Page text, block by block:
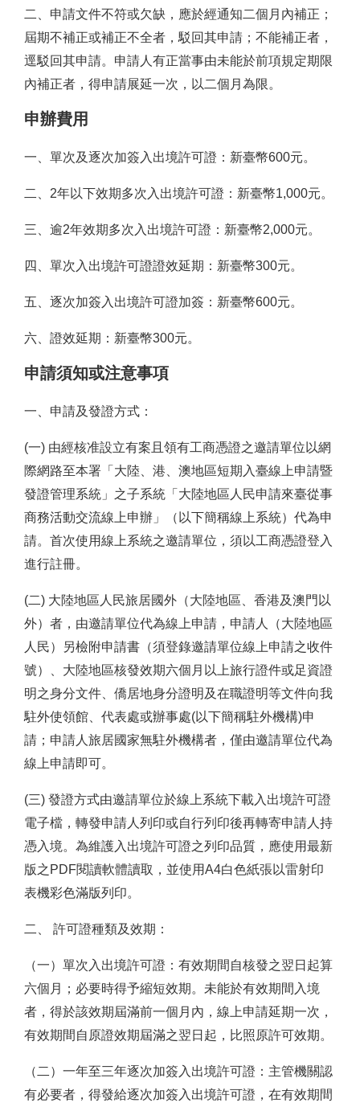
二、申請文件不符或欠缺，應於經通知二個月內補正；
屆期不補正或補正不全者，駁回其申請；不能補正者，
逕駁回其申請。申請人有正當事由未能於前項規定期限
內補正者，得申請展延一次，以二個月為限。
申辦費用
一、單次及逐次加簽入出境許可證：新臺幣600元。
二、2年以下效期多次入出境許可證：新臺幣1,000元。
三、逾2年效期多次入出境許可證：新臺幣2,000元。
四、單次入出境許可證證效延期：新臺幣300元。
五、逐次加簽入出境許可證加簽：新臺幣600元。
六、證效延期：新臺幣300元。
申請須知或注意事項
一、申請及發證方式：
(一) 由經核准設立有案且領有工商憑證之邀請單位以網
際網路至本署「大陸、港、澳地區短期入臺線上申請暨
發證管理系統」之子系統「大陸地區人民申請來臺從事
商務活動交流線上申辦」（以下簡稱線上系統）代為申
請。首次使用線上系統之邀請單位，須以工商憑證登入
進行註冊。
(二) 大陸地區人民旅居國外（大陸地區、香港及澳門以
外）者，由邀請單位代為線上申請，申請人（大陸地區
人民）另檢附申請書（須登錄邀請單位線上申請之收件
號）、大陸地區核發效期六個月以上旅行證件或足資證
明之身分文件、僑居地身分證明及在職證明等文件向我
駐外使領館、代表處或辦事處(以下簡稱駐外機構)申
請；申請人旅居國家無駐外機構者，僅由邀請單位代為
線上申請即可。
(三) 發證方式由邀請單位於線上系統下載入出境許可證
電子檔，轉發申請人列印或自行列印後再轉寄申請人持
憑入境。為維護入出境許可證之列印品質，應使用最新
版之PDF閱讀軟體讀取，並使用A4白色紙張以雷射印
表機彩色滿版列印。
二、 許可證種類及效期：
（一）單次入出境許可證：有效期間自核發之翌日起算
六個月；必要時得予縮短效期。未能於有效期間入境
者，得於該效期屆滿前一個月內，線上申請延期一次，
有效期間自原證效期屆滿之翌日起，比照原許可效期。
（二）一年至三年逐次加簽入出境許可證：主管機關認
有必要者，得發給逐次加簽入出境許可證，在有效期間